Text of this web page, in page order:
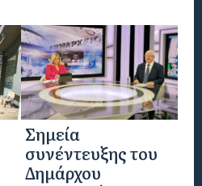
Σημεία
συνέντευξης του
Δημάρχου